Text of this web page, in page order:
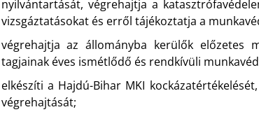
nyilvántartását, végrehajtja a
vizsgáztatásokat és erről tájékoztatja a
végrehajtja az állományba kerülők előzetes
tagjainak éves ismétlődő és rendkívüli
elkészíti a Hajdú-Bihar MKI
végrehajtását;